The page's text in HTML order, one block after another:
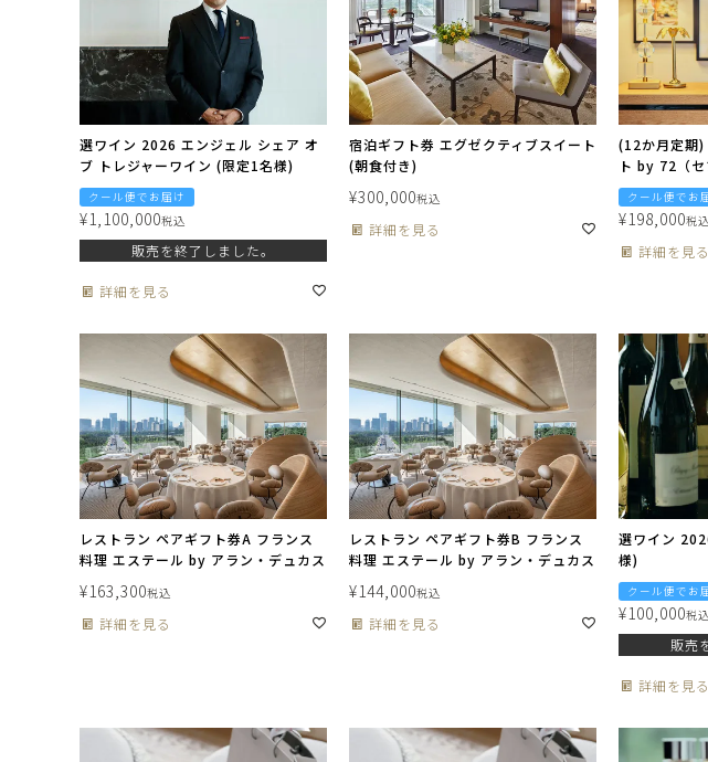
選ワイン 2026 エンジェル シェア オ
ブ トレジャーワイン (限定1名様)
クール便でお届け
¥1,100,000税込
販売を終了しました。
詳細を見る
宿泊ギフト券 エグゼクティブスイート
(朝食付き)
¥300,000税込
詳細を見る
(12か月定期)
ト by 72（
クール便でお
¥198,000税込
詳細を見る
レストラン ペアギフト券A フランス
料理 エステール by アラン・デュカス
¥163,300税込
詳細を見る
レストラン ペアギフト券B フランス
料理 エステール by アラン・デュカス
¥144,000税込
詳細を見る
選ワイン
様)
クール便でお
¥100,000税込
販売
詳細を見る